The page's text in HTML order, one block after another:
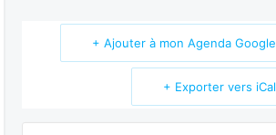
+ Ajouter à mon Agenda Google
+ Exporter vers iCal